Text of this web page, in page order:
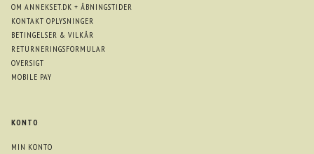
OM ANNEKSET.DK + ÅBNINGSTIDER
KONTAKT OPLYSNINGER
BETINGELSER & VILKÅR
RETURNERINGSFORMULAR
OVERSIGT
MOBILE PAY
KONTO
MIN KONTO